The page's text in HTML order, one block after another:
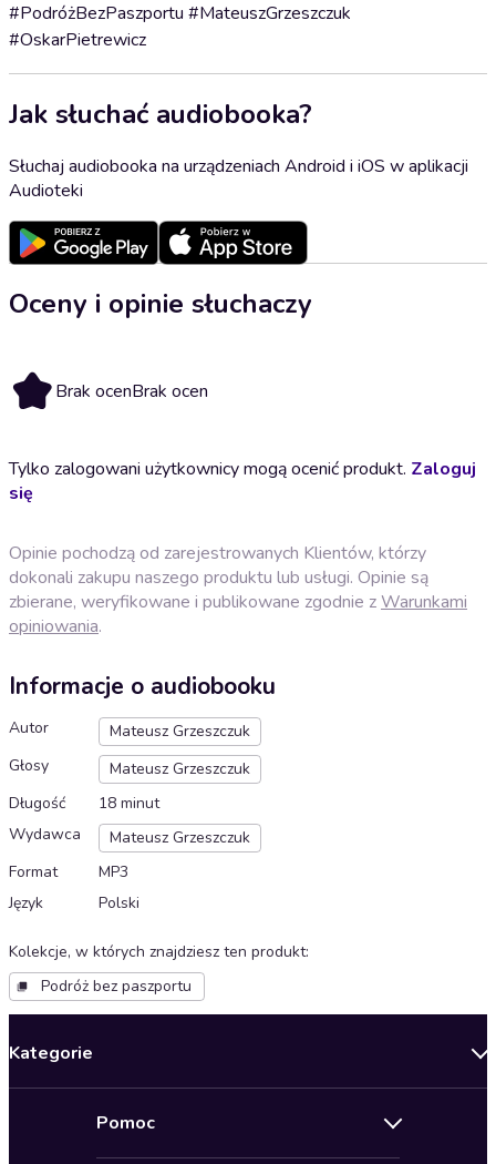
#PodróżBezPaszportu #MateuszGrzeszczuk
#OskarPietrewicz
Jak słuchać audiobooka?
Słuchaj audiobooka na urządzeniach Android i iOS w aplikacji
Audioteki
Oceny i opinie słuchaczy
Brak ocenBrak ocen
Tylko zalogowani użytkownicy mogą ocenić produkt. Zaloguj
się
Opinie pochodzą od zarejestrowanych Klientów, którzy
dokonali zakupu naszego produktu lub usługi. Opinie są
zbierane, weryfikowane i publikowane zgodnie zWarunkami
opiniowania.
Informacje o audiobooku
Autor
Mateusz Grzeszczuk
Głosy
Mateusz Grzeszczuk
Długość
18 minut
Wydawca
Mateusz Grzeszczuk
Format
MP3
Język
Polski
Kolekcje, w których znajdziesz ten produkt:
Podróż bez paszportu
Kategorie
Pomoc